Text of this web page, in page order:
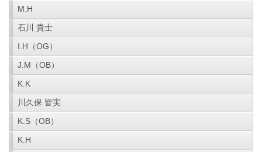
M.H
石川 貴士
I.H（OG）
J.M（OB）
K.K
川久保 皆実
K.S（OB）
K.H